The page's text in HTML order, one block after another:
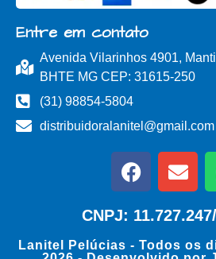
Entre em contato
Avenida Vilarinhos 4901,
BHTE MG CEP: 31615-250
(31) 98854-5804
distribuidoralanitel@gmail.com
CNPJ:
Lanitel Pelúcias - Todos os